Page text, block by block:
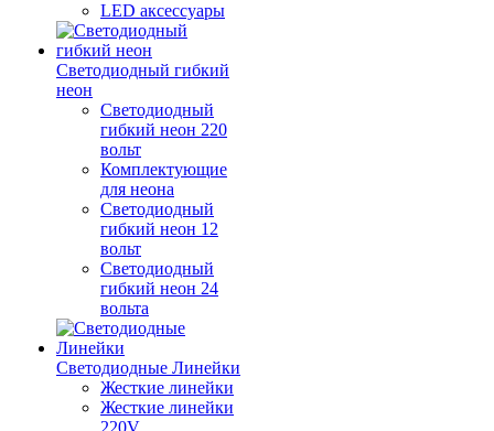
LED аксессуары
Светодиодный гибкий
неон
Светодиодный
гибкий неон 220
вольт
Комплектующие
для неона
Светодиодный
гибкий неон 12
вольт
Светодиодный
гибкий неон 24
вольта
Светодиодные Линейки
Жесткие линейки
Жесткие линейки
220V